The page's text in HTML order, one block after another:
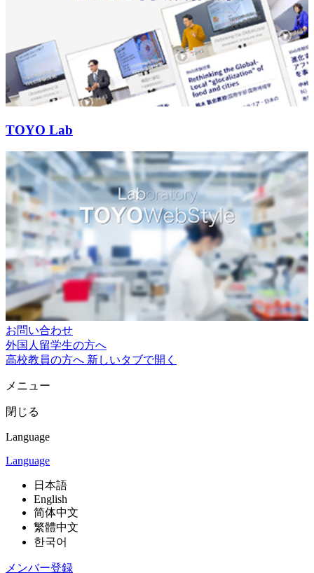
TOYO Lab
お問い合わせ
外国人留学生の方へ
高校教員の方へ 新しいタブで開く
メニュー
閉じる
Language
Language
日本語
English
简体中文
繁體中文
한국어
メンバー登録